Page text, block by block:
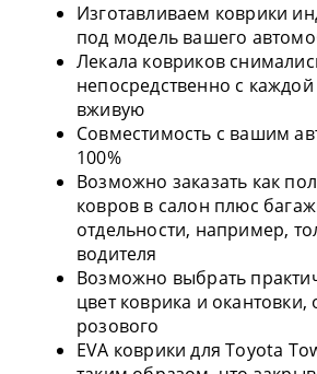
Изготавливаем коврики
под модель вашего
Лекала ковриков
непосредственно с
вживую
Совместимость с вашим
100%
Возможно заказать как
ковров в салон плюс
отдельности, например,
водителя
Возможно выбрать
цвет коврика и окантовки,
розового
EVA коврики для Toyota